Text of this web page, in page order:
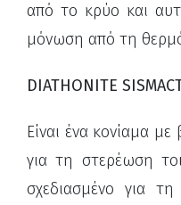
από το κρύο και
μόνωση από τη
DIATHONITE
Είναι ένα κονίαμα
για τη στερέωση
σχεδιασμένο για